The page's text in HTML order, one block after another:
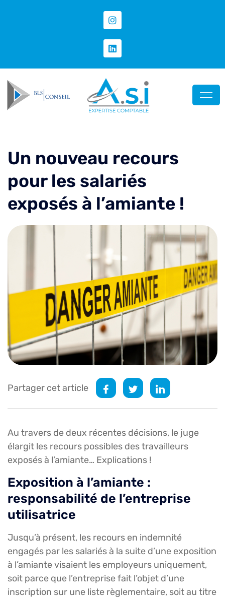
Un nouveau recours
pour les salariés
exposés à l’amiante !
Partager cet article
Au travers de deux récentes décisions, le juge
élargit les recours possibles des travailleurs
exposés à l’amiante… Explications !
Exposition à l’amiante :
responsabilité de l’entreprise
utilisatrice
Jusqu’à présent, les recours en indemnité
engagés par les salariés à la suite d’une exposition
à l’amiante visaient les employeurs uniquement,
soit parce que l’entreprise fait l’objet d’une
inscription sur une liste règlementaire, soit au titre